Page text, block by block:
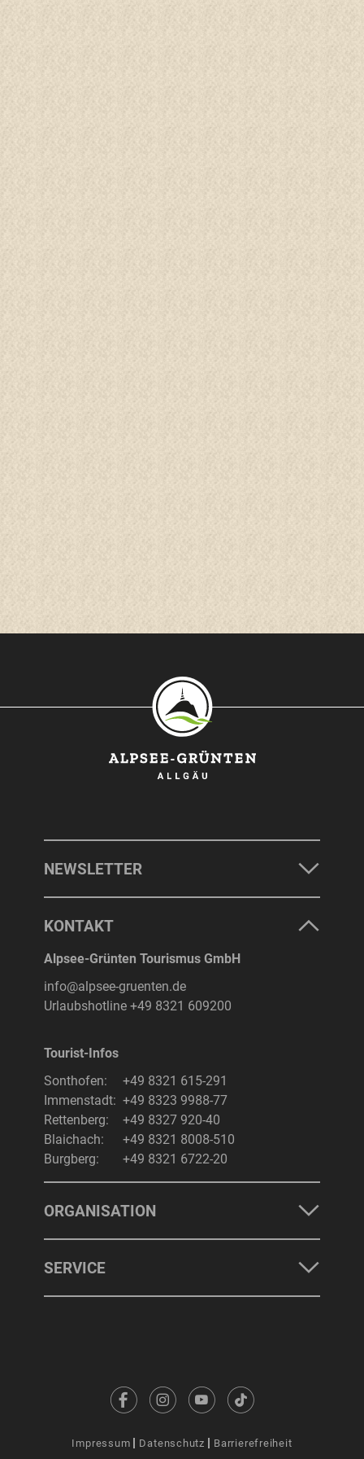
NEWSLETTER
KONTAKT
Alpsee-Grünten Tourismus GmbH
info@alpsee-gruenten.de
Urlaubshotline +49 8321 609200
Tourist-Infos
Sonthofen:
+49 8321 615-291
Immenstadt: +49 8323 9988-77
Rettenberg:
+49 8327 920-40
Blaichach:
+49 8321 8008-510
Burgberg:
+49 8321 6722-20
ORGANISATION
SERVICE
Impressum Datenschutz Barrierefreiheit